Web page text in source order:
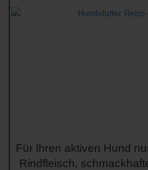
Für Ihren aktiven Hund
Rindfleisch,